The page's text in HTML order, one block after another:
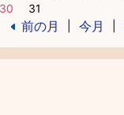
30
31
前の月 今月